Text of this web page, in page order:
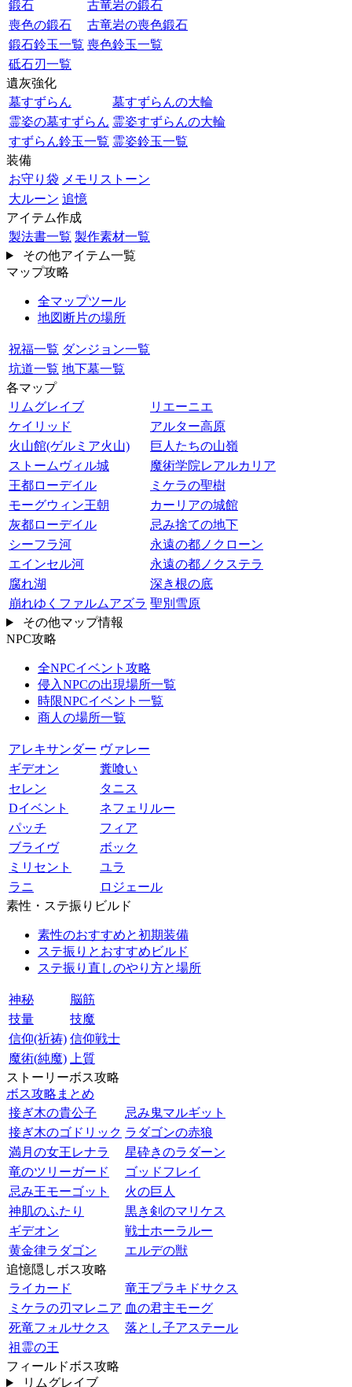
鍛石
古竜岩の鍛石
喪色の鍛石
古竜岩の喪色鍛石
鍛石鈴玉一覧 喪色鈴玉一覧
砥石刃一覧
遺灰強化
墓すずらん
墓すずらんの大輪
霊姿の墓すずらん 霊姿すずらんの大輪
すずらん鈴玉一覧 霊姿鈴玉一覧
装備
お守り袋 メモリストーン
大ルーン 追憶
アイテム作成
製法書一覧 製作素材一覧
その他アイテム一覧
マップ攻略
全マップツール
地図断片の場所
祝福一覧 ダンジョン一覧
坑道一覧 地下墓一覧
各マップ
リムグレイブ
リエーニエ
ケイリッド
アルター高原
火山館(ゲルミア火山)
巨人たちの山嶺
ストームヴィル城
魔術学院レアルカリア
王都ローデイル
ミケラの聖樹
モーグウィン王朝
カーリアの城館
灰都ローデイル
忌み捨ての地下
シーフラ河
永遠の都ノクローン
エインセル河
永遠の都ノクステラ
腐れ湖
深き根の底
崩れゆくファルムアズラ 聖別雪原
その他マップ情報
NPC攻略
全NPCイベント攻略
侵入NPCの出現場所一覧
時限NPCイベント一覧
商人の場所一覧
アレキサンダー ヴァレー
ギデオン
糞喰い
セレン
タニス
Dイベント
ネフェリルー
パッチ
フィア
ブライヴ
ボック
ミリセント
ユラ
ラニ
ロジェール
素性・ステ振りビルド
素性のおすすめと初期装備
ステ振りとおすすめビルド
ステ振り直しのやり方と場所
神秘
脳筋
技量
技魔
信仰(祈祷) 信仰戦士
魔術(純魔)
上質
ストーリーボス攻略
ボス攻略まとめ
接ぎ木の貴公子
忌み鬼マルギット
接ぎ木のゴドリック ラダゴンの赤狼
満月の女王レナラ
星砕きのラダーン
竜のツリーガード
ゴッドフレイ
忌み王モーゴット
火の巨人
神肌のふたり
黒き剣のマリケス
ギデオン
戦士ホーラルー
黄金律ラダゴン
エルデの獣
追憶隠しボス攻略
ライカード
竜王プラキドサクス
ミケラの刃マレニア 血の君主モーグ
死竜フォルサクス
落とし子アステール
祖霊の王
フィールドボス攻略
リムグレイブ